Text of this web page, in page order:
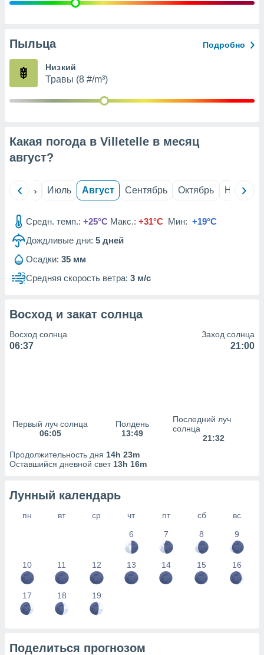
рекламы
сведения
1199
Пыльца Подробно
Низкий
Травы (8 #/m³)
Какая погода в Villetelle в месяц
август?
Июнь Июль Август Сентябрь Октябрь Ноябрь
Средн. темп.: +25°C Макс.: +31°C Мин: +19°C
Дождливые дни: 5 дней
Осадки: 35 мм
Средняя скорость ветра: 3 м/с
Восход и закат солнца
Восход солнца
06:37
Заход солнца
21:00
Первый луч солнца
06:05
Полдень
13:49
Последний луч
солнца
21:32
Продолжительность дня 14h 23m
Оставшийся дневной свет 13h 16m
Лунный календарь
пн вт ср чт пт сб
вс
6
7 8 9
10 11 12 13 14 15 16
17 18 19
Поделиться прогнозом